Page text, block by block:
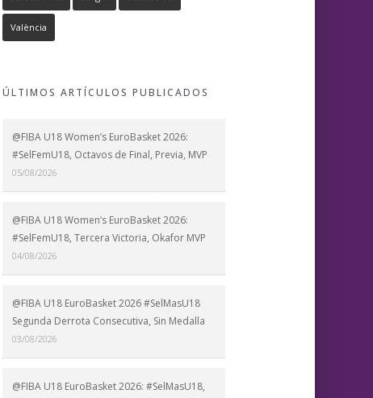
València
ÚLTIMOS ARTÍCULOS PUBLICADOS
@FIBA U18 Women’s EuroBasket 2026:
#SelFemU18, Octavos de Final, Previa, MVP
05/08/2026
@FIBA U18 Women’s EuroBasket 2026:
#SelFemU18, Tercera Victoria, Okafor MVP
04/08/2026
@FIBA U18 EuroBasket 2026 #SelMasU18
Segunda Derrota Consecutiva, Sin Medalla
03/08/2026
@FIBA U18 EuroBasket 2026: #SelMasU18,